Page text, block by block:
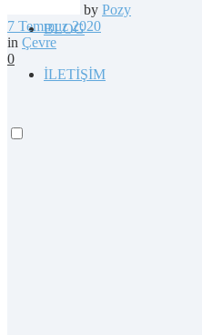
BLOG
İLETİŞİM
by Pozy
7 Temmuz 2020
in Çevre
0